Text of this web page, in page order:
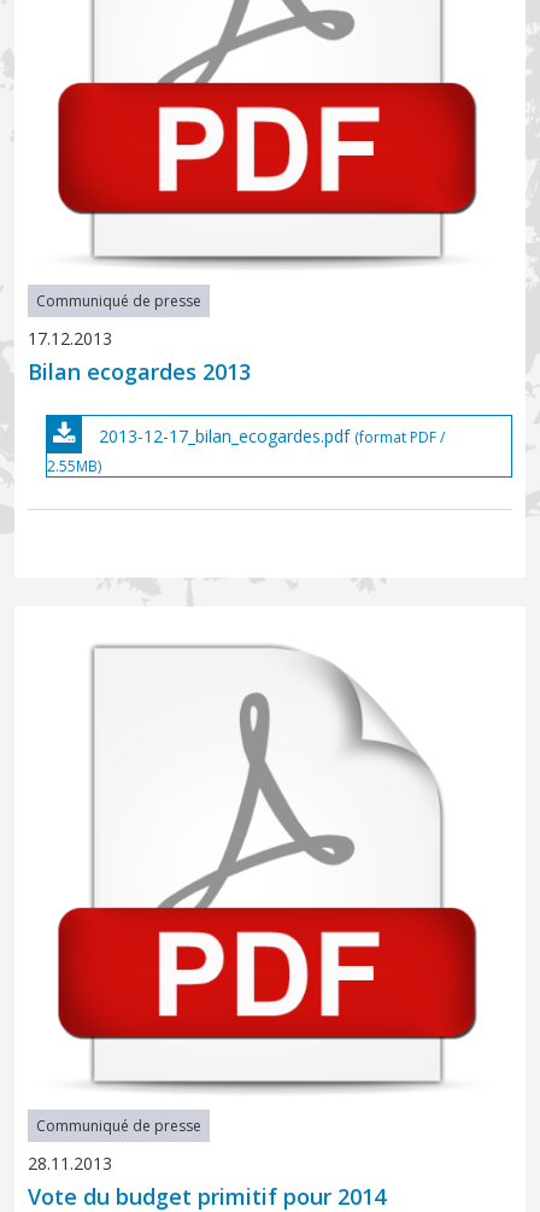
Communiqué de presse
17.12.2013
Bilan ecogardes 2013
2013-12-17_bilan_ecogardes.pdf (format PDF /
2.55MB)
Communiqué de presse
28.11.2013
Vote du budget primitif pour 2014